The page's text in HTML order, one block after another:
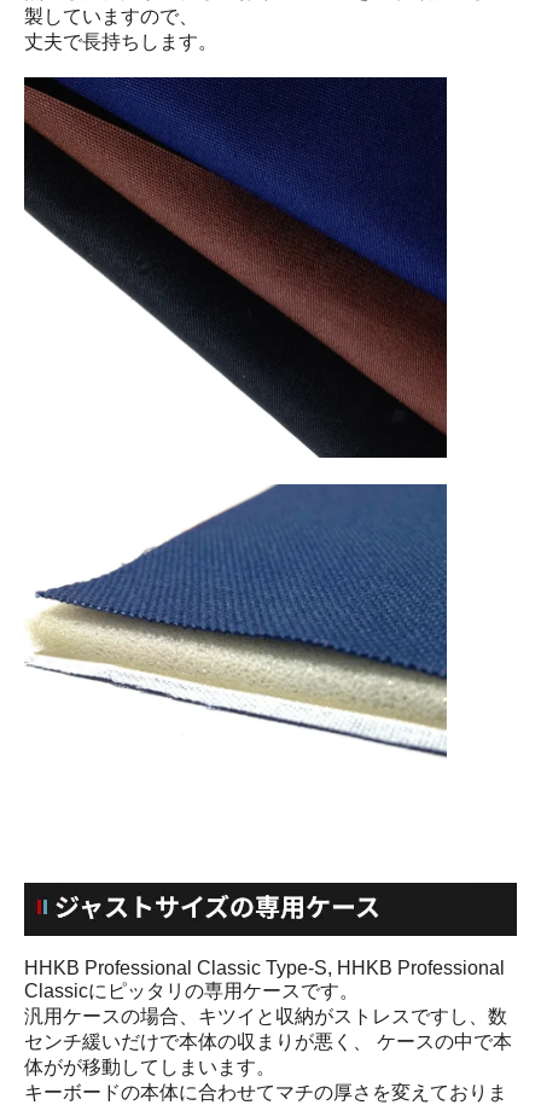
製していますので、
丈夫で長持ちします。
HHKB Professional Classic Type-S, HHKB Professional
Classicにピッタリの専用ケースです。
汎用ケースの場合、キツイと収納がストレスですし、数
センチ緩いだけで本体の収まりが悪く、 ケースの中で本
体がが移動してしまいます。
キーボードの本体に合わせてマチの厚さを変えておりま